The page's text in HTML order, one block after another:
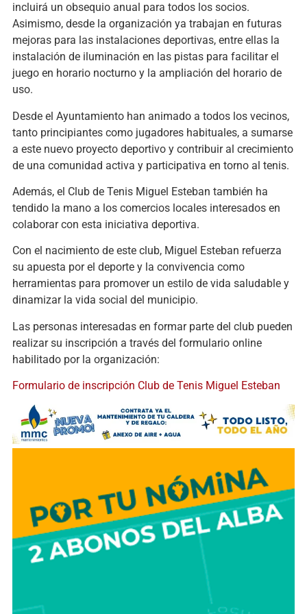
incluirá un obsequio anual para todos los socios.
Asimismo, desde la organización ya trabajan en futuras
mejoras para las instalaciones deportivas, entre ellas la
instalación de iluminación en las pistas para facilitar el
juego en horario nocturno y la ampliación del horario de
uso.
Desde el Ayuntamiento han animado a todos los vecinos,
tanto principiantes como jugadores habituales, a sumarse
a este nuevo proyecto deportivo y contribuir al crecimiento
de una comunidad activa y participativa en torno al tenis.
Además, el Club de Tenis Miguel Esteban también ha
tendido la mano a los comercios locales interesados en
colaborar con esta iniciativa deportiva.
Con el nacimiento de este club, Miguel Esteban refuerza
su apuesta por el deporte y la convivencia como
herramientas para promover un estilo de vida saludable y
dinamizar la vida social del municipio.
Las personas interesadas en formar parte del club pueden
realizar su inscripción a través del formulario online
habilitado por la organización:
Formulario de inscripción Club de Tenis Miguel Esteban